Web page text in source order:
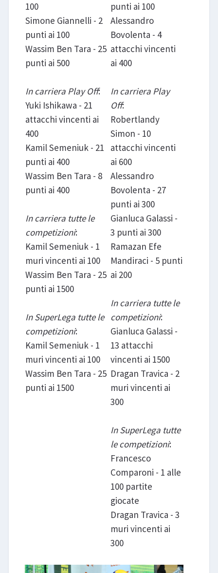
100
Simone Giannelli - 2
punti ai 100
Wassim Ben Tara - 25
punti ai 500
In carriera Play Off:
Yuki Ishikawa - 21
attacchi vincenti ai
400
Kamil Semeniuk - 21
punti ai 400
Wassim Ben Tara - 8
punti ai 400
In carriera tutte le
competizioni:
Kamil Semeniuk - 1
muri vincenti ai 100
Wassim Ben Tara - 25
punti ai 1500
In SuperLega tutte le
competizioni:
Kamil Semeniuk - 1
muri vincenti ai 100
Wassim Ben Tara - 25
punti ai 1500
punti ai 100
Alessandro
Bovolenta - 4
attacchi vincenti
ai 400
In carriera Play
Off:
Robertlandy
Simon - 10
attacchi vincenti
ai 600
Alessandro
Bovolenta - 27
punti ai 300
Gianluca Galassi -
3 punti ai 300
Ramazan Efe
Mandiraci - 5 punti
ai 200
In carriera tutte le
competizioni:
Gianluca Galassi -
13 attacchi
vincenti ai 1500
Dragan Travica - 2
muri vincenti ai
300
In SuperLega tutte
le competizioni:
Francesco
Comparoni - 1 alle
100 partite
giocate
Dragan Travica - 3
muri vincenti ai
300